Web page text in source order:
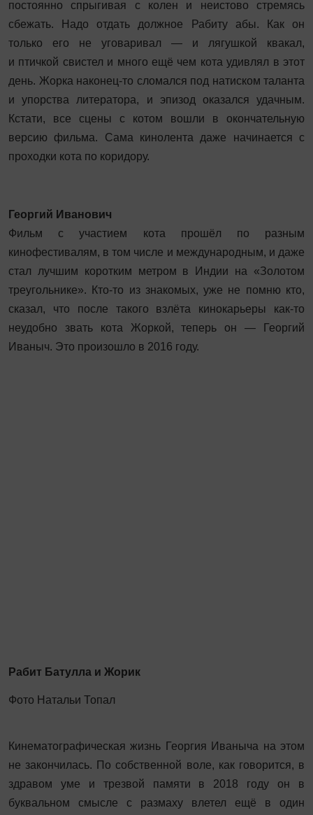
постоянно спрыгивая с колен и неистово стремясь
сбежать. Надо отдать должное Рабиту абы. Как он
только его не уговаривал — и лягушкой квакал,
и птичкой свистел и много ещё чем кота удивлял в этот
день. Жорка наконец-то сломался под натиском таланта
и упорства литератора, и эпизод оказался удачным.
Кстати, все сцены с котом вошли в окончательную
версию фильма. Сама кинолента даже начинается с
проходки кота по коридору.
Георгий Иванович
Фильм с участием кота прошёл по разным
кинофестивалям, в том числе и международным, и даже
стал лучшим коротким метром в Индии на «Золотом
треугольнике». Кто-то из знакомых, уже не помню кто,
сказал, что после такого взлёта кинокарьеры как‑то
неудобно звать кота Жоркой, теперь он — Георгий
Иваныч. Это произошло в 2016 году.
Рабит Батулла и Жорик
Фото Натальи Топал
Кинематографическая жизнь Георгия Иваныча на этом
не закончилась. По собственной воле, как говорится, в
здравом уме и трезвой памяти в 2018 году он в
буквальном смысле с размаху влетел ещё в один